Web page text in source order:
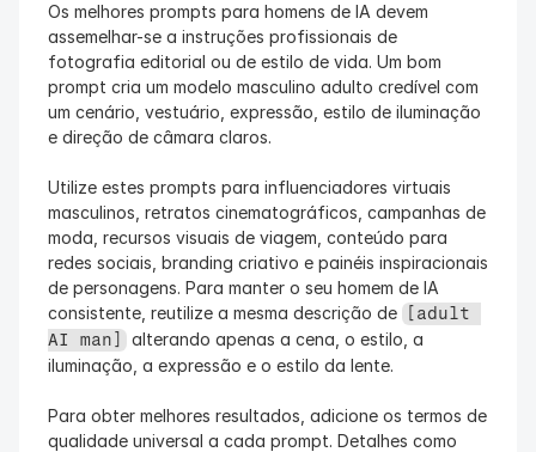
Os melhores prompts para homens de IA devem
assemelhar-se a instruções profissionais de
fotografia editorial ou de estilo de vida. Um bom
prompt cria um modelo masculino adulto credível com
um cenário, vestuário, expressão, estilo de iluminação
e direção de câmara claros.
Utilize estes prompts para influenciadores virtuais
masculinos, retratos cinematográficos, campanhas de
moda, recursos visuais de viagem, conteúdo para
redes sociais, branding criativo e painéis inspiracionais
de personagens. Para manter o seu homem de IA
consistente, reutilize a mesma descrição de
[adult
AI man] alterando apenas a cena, o estilo, a
iluminação, a expressão e o estilo da lente.
Para obter melhores resultados, adicione os termos de
qualidade universal a cada prompt. Detalhes como